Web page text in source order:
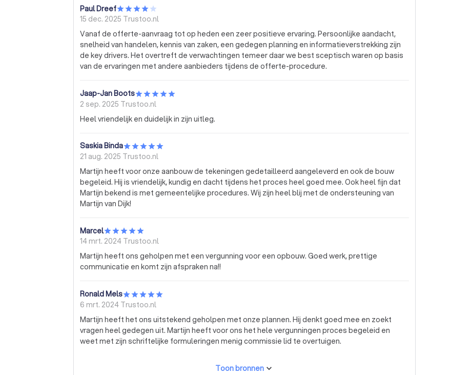
Paul Dreef
15 dec. 2025 Trustoo.nl
Vanaf de offerte-aanvraag tot op heden een zeer positieve ervaring. Persoonlijke aandacht,
snelheid van handelen, kennis van zaken, een gedegen planning en informatieverstrekking zijn
de key drivers. Het overtreft de verwachtingen temeer daar we best sceptisch waren op basis
van de ervaringen met andere aanbieders tijdens de offerte-procedure.
Jaap-Jan Boots
2 sep. 2025 Trustoo.nl
Heel vriendelijk en duidelijk in zijn uitleg.
Saskia Binda
21 aug. 2025 Trustoo.nl
Martijn heeft voor onze aanbouw de tekeningen gedetailleerd aangeleverd en ook de bouw
begeleid. Hij is vriendelijk, kundig en dacht tijdens het proces heel goed mee. Ook heel fijn dat
Martijn bekend is met gemeentelijke procedures. Wij zijn heel blij met de ondersteuning van
Martijn van Dijk!
Marcel
14 mrt. 2024 Trustoo.nl
Martijn heeft ons geholpen met een vergunning voor een opbouw. Goed werk, prettige
communicatie en komt zijn afspraken na!!
Ronald Mels
6 mrt. 2024 Trustoo.nl
Martijn heeft het ons uitstekend geholpen met onze plannen. Hij denkt goed mee en zoekt
vragen heel gedegen uit. Martijn heeft voor ons het hele vergunningen proces begeleid en
weet met zijn schriftelijke formuleringen menig commissie lid te overtuigen.
Toon bronnen